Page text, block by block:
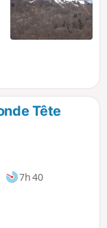
Tête
7h 40